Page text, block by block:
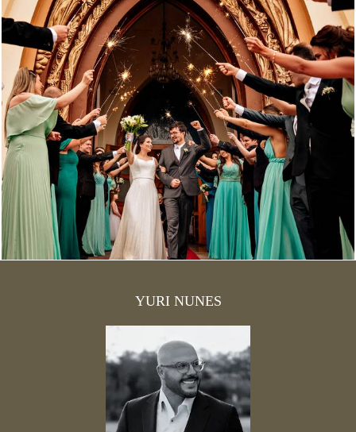
2643 2
YURI NUNES